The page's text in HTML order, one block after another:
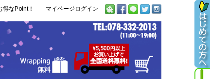
得なPoint！ マイページログイン